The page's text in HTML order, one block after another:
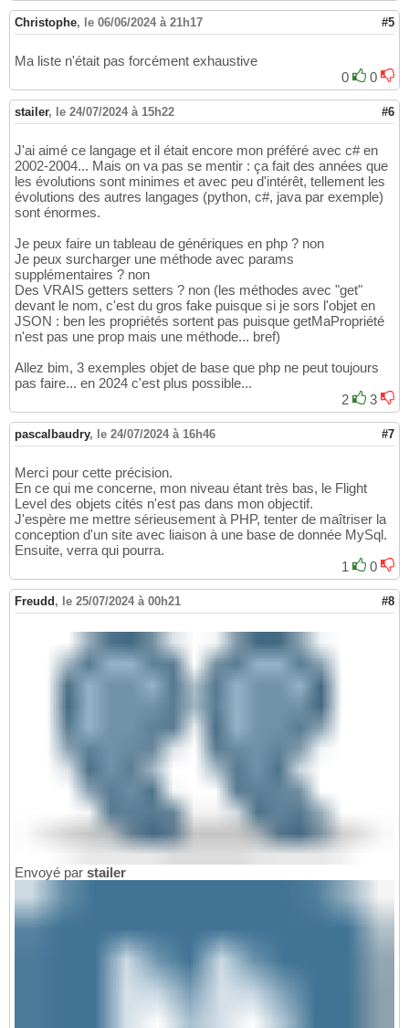
Christophe, le 06/06/2024 à 21h17 #5
Ma liste n'était pas forcément exhaustive
0
0
stailer, le 24/07/2024 à 15h22 #6
J'ai aimé ce langage et il était encore mon préféré avec c# en
2002-2004... Mais on va pas se mentir : ça fait des années que
les évolutions sont minimes et avec peu d'intérêt, tellement les
évolutions des autres langages (python, c#, java par exemple)
sont énormes.
Je peux faire un tableau de génériques en php ? non
Je peux surcharger une méthode avec params
supplémentaires ? non
Des VRAIS getters setters ? non (les méthodes avec "get"
devant le nom, c'est du gros fake puisque si je sors l'objet en
JSON : ben les propriétés sortent pas puisque getMaPropriété
n'est pas une prop mais une méthode... bref)
Allez bim, 3 exemples objet de base que php ne peut toujours
pas faire... en 2024 c'est plus possible...
2
3
pascalbaudry, le 24/07/2024 à 16h46 #7
Merci pour cette précision.
En ce qui me concerne, mon niveau étant très bas, le Flight
Level des objets cités n'est pas dans mon objectif.
J'espère me mettre sérieusement à PHP, tenter de maîtriser la
conception d'un site avec liaison à une base de donnée MySql.
Ensuite, verra qui pourra.
1
0
Freudd , le 25/07/2024 à 00h21 #8
Envoyé par stailer